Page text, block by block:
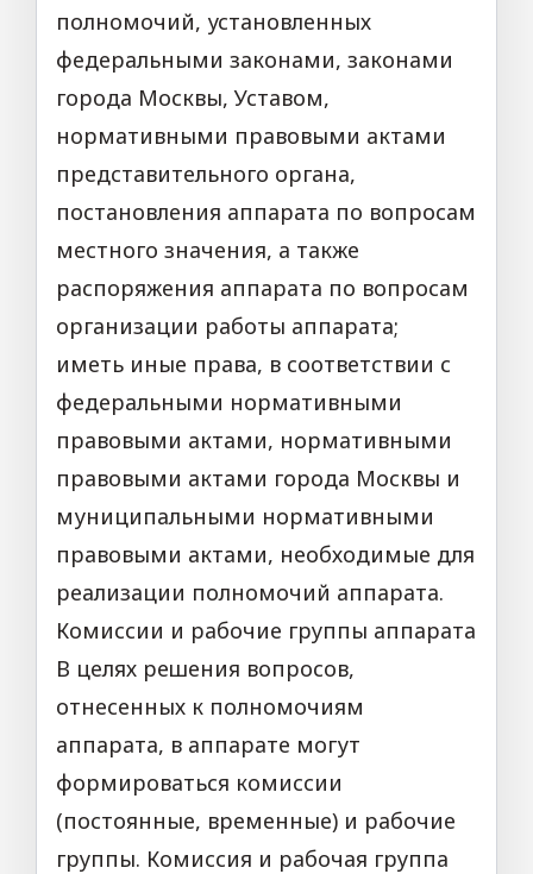
полномочий, установленных
федеральными законами, законами
города Москвы, Уставом,
нормативными правовыми актами
представительного органа,
постановления аппарата по вопросам
местного значения, а также
распоряжения аппарата по вопросам
организации работы аппарата;
иметь иные права, в соответствии с
федеральными нормативными
правовыми актами, нормативными
правовыми актами города Москвы и
муниципальными нормативными
правовыми актами, необходимые для
реализации полномочий аппарата.
Комиссии и рабочие группы аппарата
В целях решения вопросов,
отнесенных к полномочиям
аппарата, в аппарате могут
формироваться комиссии
(постоянные, временные) и рабочие
группы. Комиссия и рабочая группа